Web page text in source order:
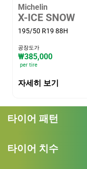
Michelin
X-ICE SNOW
195/50 R19 88H
공장도가
₩385,000
per tire
자세히 보기
타이어 패턴
타이어 치수